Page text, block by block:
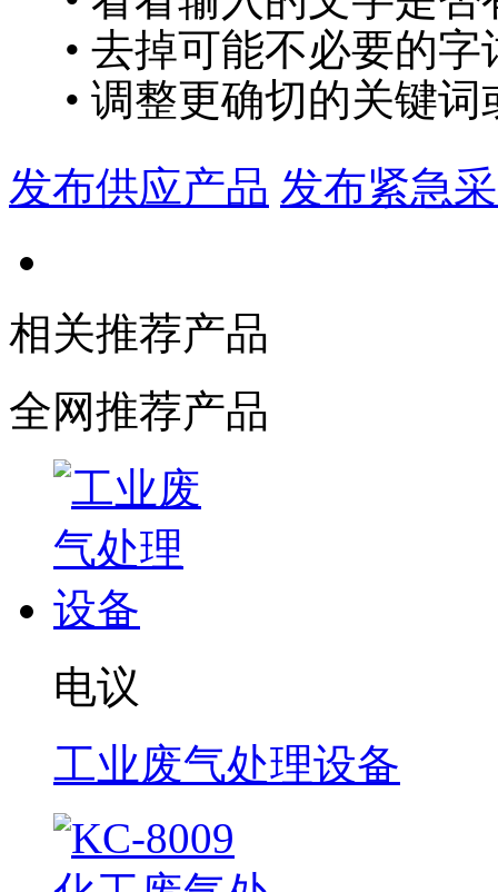
• 去掉可能不必要的字
• 调整更确切的关键
发布供应产品 发布紧急
相关推荐产品
全网推荐产品
电议
工业废气处理设备